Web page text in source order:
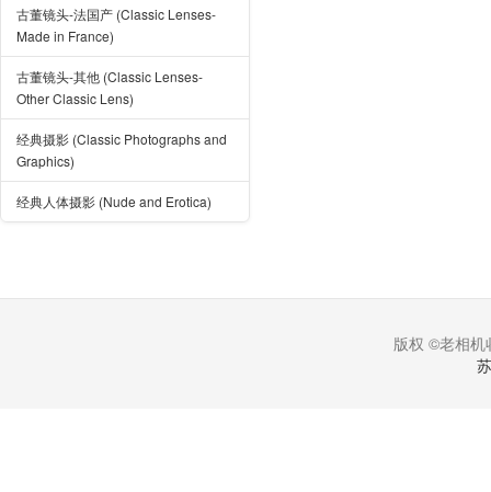
古董镜头-法国产 (Classic Lenses-
Made in France)
古董镜头-其他 (Classic Lenses-
Other Classic Lens)
经典摄影 (Classic Photographs and
Graphics)
经典人体摄影 (Nude and Erotica)
版权 ©老相